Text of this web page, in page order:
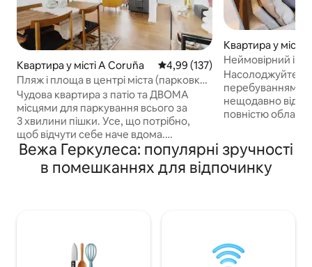
Квартира у місті A Coruña Середня оцінка: 4,99 з 5,
4,99 (137)
Пляж і площа в центрі міста (парковка
включена).
Чудова квартира з патіо та ДВОМА
місцями для паркування всього за
3 хвилини пішки. Усе, що потрібно,
щоб відчути себе наче вдома.
Розташована за 500 метрів (1640 футів)
від пляжу Орзан (МЕНШЕ ніж 8 хвилин
пішки) і за 700 метрів (2300 футів) від
, Wi-Fi та диван-ліжко розміром
1,60x2,00 метра з матрацом visco. Тут є
Квартира у місті
Неймовірний і
Насолоджуйтеся
перебуванням у
нещодавно
повністю
в унікальній
хвилинах ходьби
пляжів і
таких як
насолоджуйтеся
в незабутньому
Вежа Геркулеса: популярні зручності
в помешканнях для відпочинку